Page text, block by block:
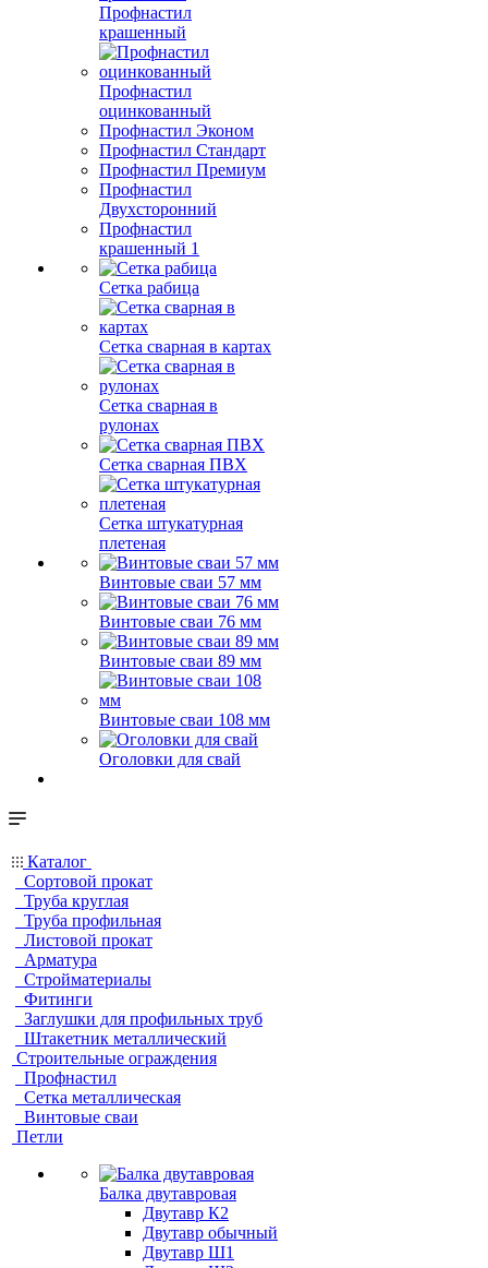
Профнастил
крашенный
Профнастил
оцинкованный
Профнастил Эконом
Профнастил Стандарт
Профнастил Премиум
Профнастил
Двухсторонний
Профнастил
крашенный 1
Сетка рабица
Сетка сварная в картах
Сетка сварная в
рулонах
Сетка сварная ПВХ
Сетка штукатурная
плетеная
Винтовые сваи 57 мм
Винтовые сваи 76 мм
Винтовые сваи 89 мм
Винтовые сваи 108 мм
Оголовки для свай
Каталог
Сортовой прокат
Труба круглая
Труба профильная
Листовой прокат
Арматура
Стройматериалы
Фитинги
Заглушки для профильных труб
Штакетник металлический
Строительные ограждения
Профнастил
Сетка металлическая
Винтовые сваи
Петли
Балка двутавровая
Двутавр К2
Двутавр обычный
Двутавр Ш1